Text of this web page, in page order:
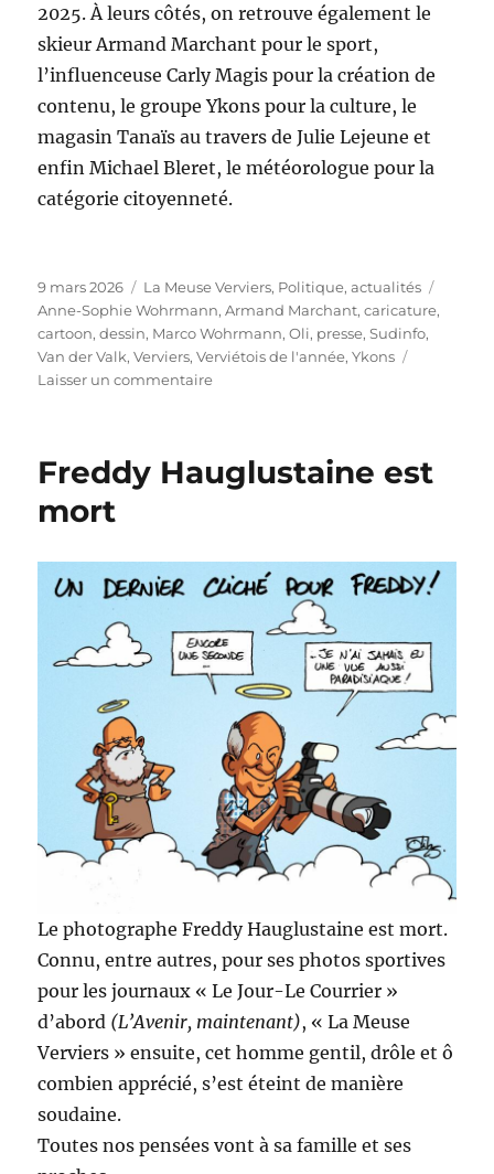
2025. À leurs côtés, on retrouve également le
skieur Armand Marchant pour le sport,
l’influenceuse Carly Magis pour la création de
contenu, le groupe Ykons pour la culture, le
magasin Tanaïs au travers de Julie Lejeune et
enfin Michael Bleret, le météorologue pour la
catégorie citoyenneté.
Publié
le
9 mars 2026 Catégories
La Meuse Verviers, Politique, actualités
Anne-Sophie Wohrmann,Armand Marchant,caricature,
cartoon,dessin, Marco Wohrmann,Oli, presse,Sudinfo,
Van der Valk,Verviers,Verviétois de l'année,Ykons
Laisser un commentairesur
Freddy Hauglustaine est
mort
Le photographe Freddy Hauglustaine est mort.
Connu, entre autres, pour ses photos sportives
pour les journaux « Le Jour-Le Courrier »
d’abord (L’Avenir, maintenant), « La Meuse
Verviers » ensuite, cet homme gentil, drôle et ô
combien apprécié, s’est éteint de manière
soudaine.
Toutes nos pensées vont à sa famille et ses